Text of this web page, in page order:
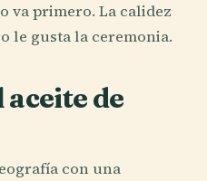
va primero. La calidez
le gusta la ceremonia.
aceite de
con una